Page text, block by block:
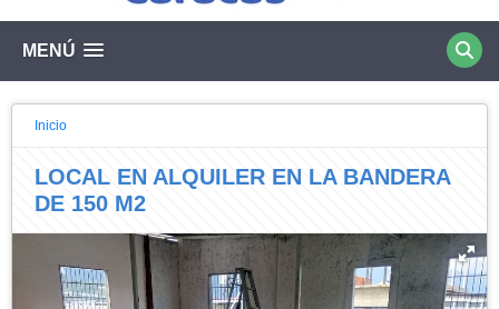
MENÚ
Inicio
LOCAL EN ALQUILER EN LA BANDERA
DE 150 M2